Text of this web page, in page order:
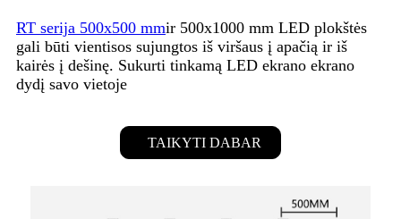
RT serija 500x500 mmir 500x1000 mm LED plokštės
gali būti vientisos sujungtos iš viršaus į apačią ir iš
kairės į dešinę. Sukurti tinkamą LED ekrano ekrano
dydį savo vietoje
TAIKYTI DABAR